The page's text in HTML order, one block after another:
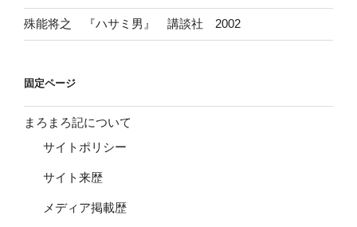
殊能将之 『ハサミ男』 講談社 2002
固定ページ
まろまろ記について
サイトポリシー
サイト来歴
メディア掲載歴